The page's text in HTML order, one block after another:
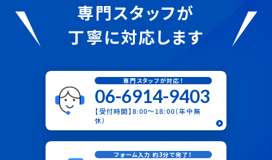
専門スタッフが
丁寧に対応します
専門スタッフが対応！
06-6914-9403
【受付時間】8:00〜18:00（年中無
休）
フォーム入力 約3分で完了！